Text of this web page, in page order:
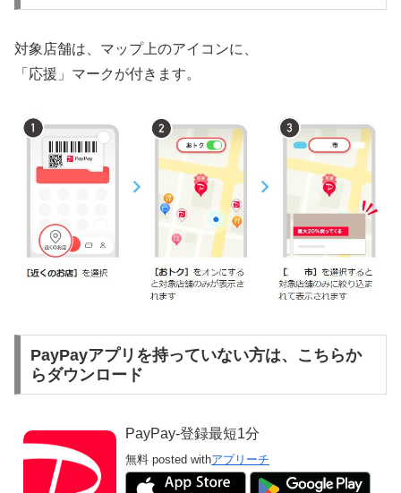
対象店舗は、マップ上のアイコンに、
「応援」マークが付きます。
PayPayアプリを持っていない方は、こちらか
らダウンロード
PayPay-登録最短1分
無料 posted withアプリーチ